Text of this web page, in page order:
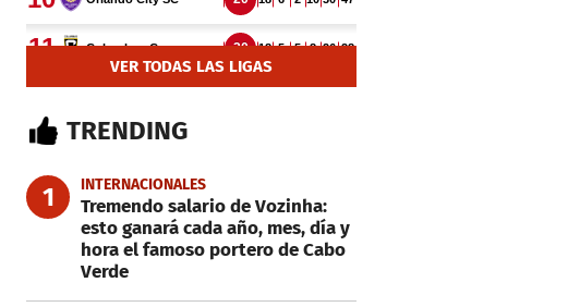
VER TODAS LAS LIGAS
TRENDING
1 INTERNACIONALES
Tremendo salario de Vozinha:
esto ganará cada año, mes, día y
hora el famoso portero de Cabo
Verde